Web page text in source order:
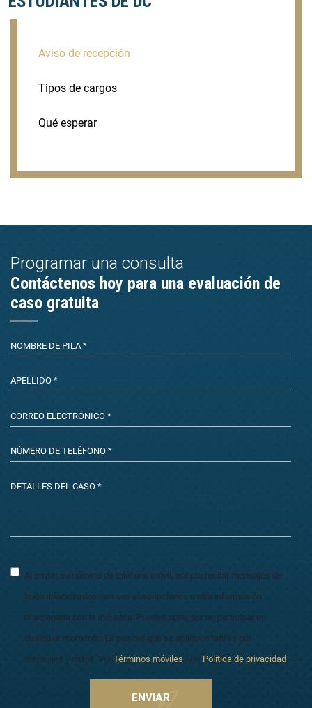
Aviso de recepción
Tipos de cargos
Qué esperar
Programar una consulta
Contáctenos hoy para una evaluación de
caso gratuita
Al enviar su número de teléfono móvil, acepta recibir mensajes de
texto relacionados con sus suscripciones u otra información
relacionada con la industria. Puedes optar por no participar en
cualquier momento. Es posible que se apliquen tarifas por
mensajes y datos. Ver Términos móviles . Ver Política de privacidad